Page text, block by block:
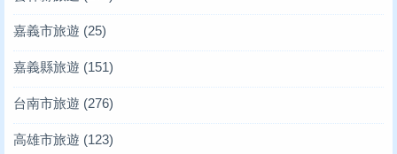
嘉義市旅遊 (25)
嘉義縣旅遊 (151)
台南市旅遊 (276)
高雄市旅遊 (123)